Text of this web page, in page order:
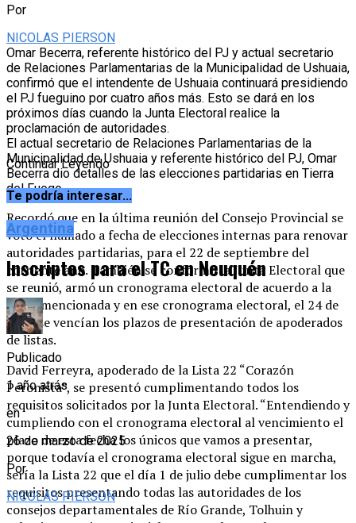
Por
NICOLAS PIERSON
Omar Becerra, referente histórico del PJ y actual secretario
de Relaciones Parlamentarias de la Municipalidad de Ushuaia,
confirmó que el intendente de Ushuaia continuará presidiendo
el PJ fueguino por cuatro años más. Esto se dará en los
próximos días cuando la Junta Electoral realice la
proclamación de autoridades.
El actual secretario de Relaciones Parlamentarias de la
Municipalidad de Ushuaia y referente histórico del PJ, Omar
Becerra dio detalles de las elecciones partidarias en Tierra
del Fuego.
Recordó que en la última reunión del Consejo Provincial se
votó el llamado a fecha de elecciones internas para renovar
autoridades partidarias, para el 22 de septiembre del
corriente año. También se conformó la Junta Electoral que
se reunió, armó un cronograma electoral de acuerdo a la
fecha mencionada y en ese cronograma electoral, el 24 de
junio se vencían los plazos de presentación de apoderados
de listas.
David Ferreyra, apoderado de la Lista 22 “Corazón
Peronista”, se presentó cumplimentando todos los
requisitos solicitados por la Junta Electoral. “Entendiendo y
cumpliendo con el cronograma electoral al vencimiento el
plazo de esta fecha los únicos que vamos a presentar,
porque todavía el cronograma electoral sigue en marcha,
sería la Lista 22 que el día 1 de julio debe cumplimentar los
requisitos presentando todas las autoridades de los
consejos departamentales de Río Grande, Tolhuin y
Continuar Leyendo
Te podría interesar...
Argentina
Inscriptos para el TC en Neuquén
Publicado
1 año atrás
en
26 de marzo de 2025
Por
NICOLAS PIERSON